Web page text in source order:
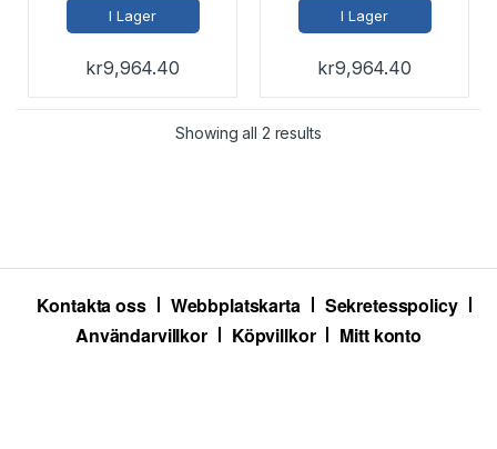
I Lager
kr9,964.40
I Lager
kr9,964.40
Showing all 2 results
Kontakta oss Webbplatskarta
Sekretesspolicy
Användarvillkor
Köpvillkor Mitt konto